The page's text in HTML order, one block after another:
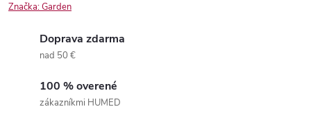
Značka:Garden
Doprava zdarma
nad 50 €
100 % overené
zákazníkmi HUMED